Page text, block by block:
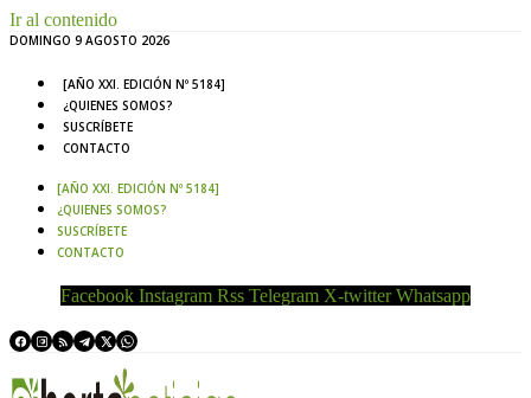
Ir al contenido
DOMINGO 9 AGOSTO 2026
[AÑO XXI. EDICIÓN Nº 5184]
¿QUIENES SOMOS?
SUSCRÍBETE
CONTACTO
[AÑO XXI. EDICIÓN Nº 5184]
¿QUIENES SOMOS?
SUSCRÍBETE
CONTACTO
Facebook Instagram Rss Telegram X-twitter Whatsapp